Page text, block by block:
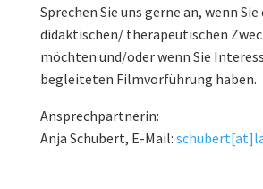
Sprechen Sie uns gerne an, wenn
didaktischen/ therapeutischen
möchten und/oder wenn Sie
begleiteten Filmvorführung haben.
Ansprechpartnerin:
Anja Schubert, E-Mail: